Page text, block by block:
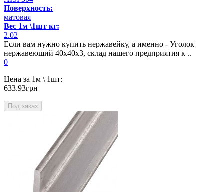
Поверхность:
матовая
Вес 1м \1шт кг:
2.02
Если вам нужно купить нержавейку, а именно - Уголок
нержавеющий 40х40х3, склад нашего предприятия к ..
0
Цена за 1м \ 1шт:
633.93грн
Под заказ